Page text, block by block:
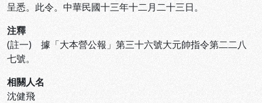
呈悉。此令。中華民國十三年十二月二十三日。
注釋
(註一) 據「大本營公報」第三十六號大元帥指令第二二八
七號。
相關人名
沈健飛